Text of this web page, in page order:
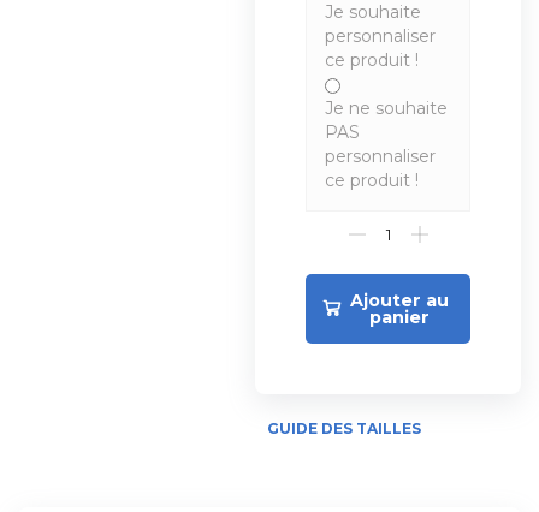
Je souhaite
personnaliser
ce produit !
Je ne souhaite
PAS
personnaliser
ce produit !
Ajouter au
panier
GUIDE DES TAILLES